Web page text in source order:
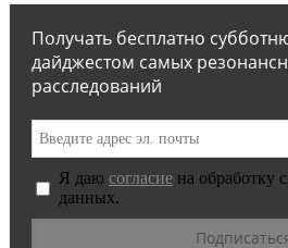
Получать бесплатно
дайджестом самых
расследований
Я даю согласие на обработку
данных.